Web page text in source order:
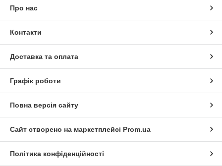
Про нас
Контакти
Доставка та оплата
Графік роботи
Повна версія сайту
Сайт створено на маркетплейсі Prom.ua
Політика конфіденційності